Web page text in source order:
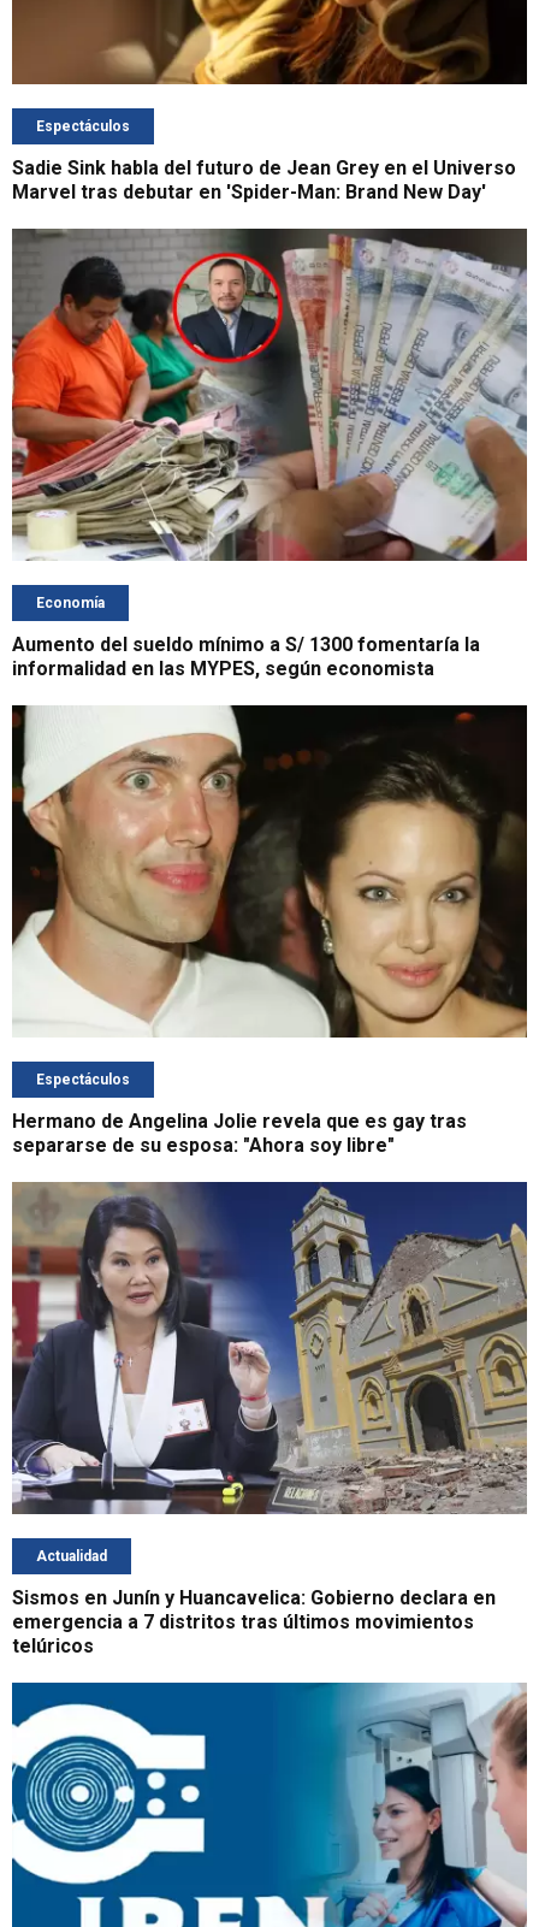
Espectáculos
Sadie Sink habla del futuro de Jean Grey en el Universo
Marvel tras debutar en 'Spider-Man: Brand New Day'
Economía
Aumento del sueldo mínimo a S/ 1300 fomentaría la
informalidad en las MYPES, según economista
Espectáculos
Hermano de Angelina Jolie revela que es gay tras
separarse de su esposa: "Ahora soy libre"
Actualidad
Sismos en Junín y Huancavelica: Gobierno declara en
emergencia a 7 distritos tras últimos movimientos
telúricos